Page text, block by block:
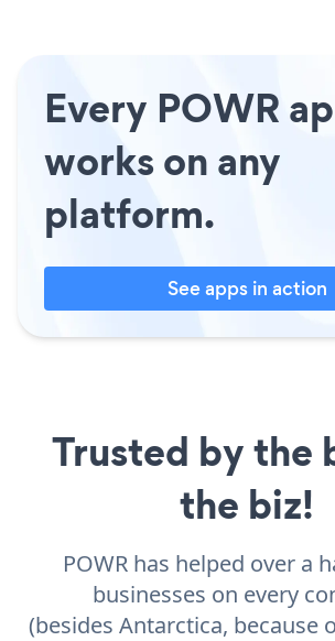
Every POWR
works on any
platform.
See apps in action
Trusted by the
the biz!
POWR has helped over a
businesses on every
(besides Antarctica, because